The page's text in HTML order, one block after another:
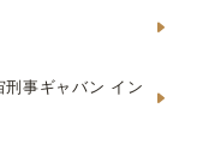
事ギャバン イン